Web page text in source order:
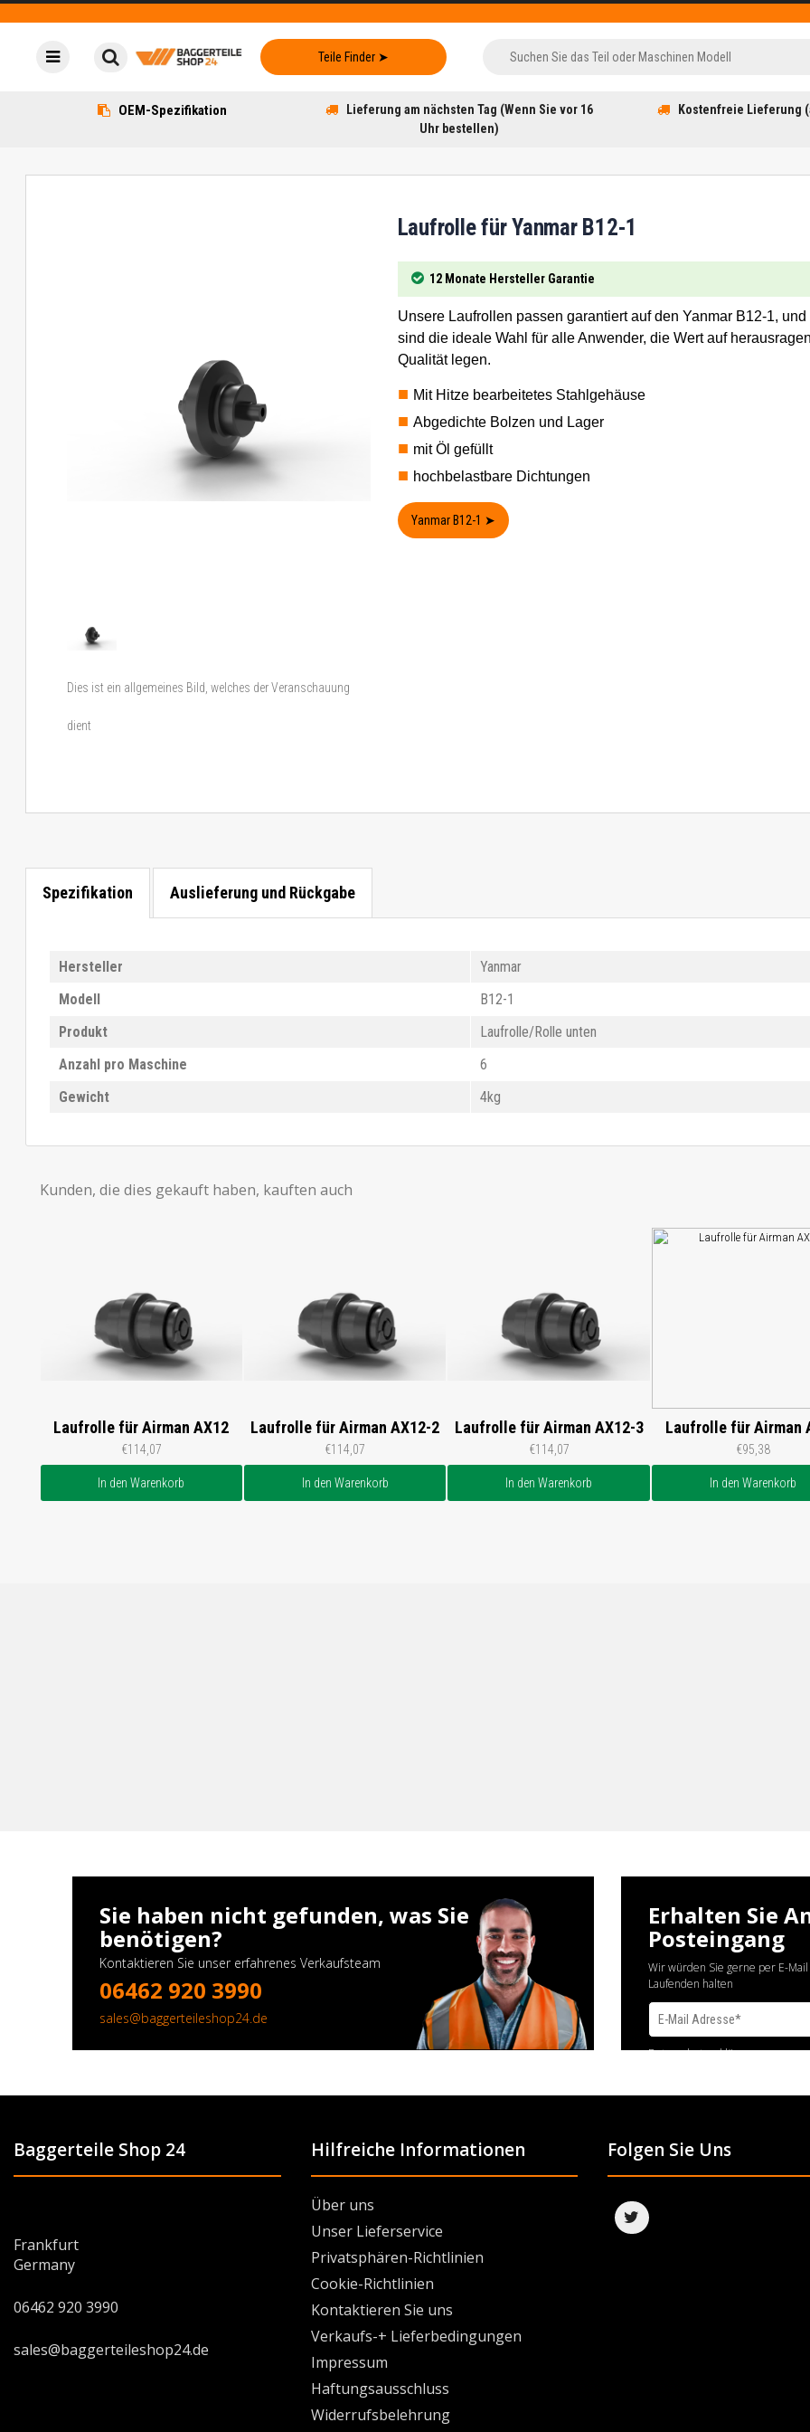
OEM-Spezifikation
Lieferung am nächsten Tag (Wenn Sie vor 16
Uhr bestellen)
Kostenfreie Lieferung
Dies ist ein allgemeines Bild, welches der Veranschauung
dient
Laufrolle für Yanmar B12-1
12 Monate Hersteller Garantie
Unsere Laufrollen passen garantiert auf den Yanmar B12-1, und
sind die ideale Wahl für alle Anwender, die Wert auf
Qualität legen.
Mit Hitze bearbeitetes Stahlgehäuse
Abgedichte Bolzen und Lager
mit Öl gefüllt
hochbelastbare Dichtungen
Yanmar B12-1 ➤
Spezifikation Auslieferung und Rückgabe
Hersteller
Yanmar
Modell
B12-1
Produkt
Laufrolle/Rolle unten
Anzahl pro Maschine
6
Gewicht
4kg
Kunden, die dies gekauft haben, kauften auch
Laufrolle für Airman AX12
€114,07
In den Warenkorb
Laufrolle für Airman AX12-2
€114,07
In den Warenkorb
Laufrolle für Airman AX12-3
€114,07
In den Warenkorb
Laufrolle für Airman
€95,38
In den Warenkorb
Sie haben nicht gefunden, was Sie
benötigen?
Kontaktieren Sie unser erfahrenes Verkaufsteam
06462 920 3990
sales@baggerteileshop24.de
Erhalten Sie
Posteingang
Wir würden Sie gerne per E-
Laufenden halten
Datenschutzerklärung
Baggerteile Shop 24
Frankfurt
Germany
06462 920 3990
sales@baggerteileshop24.de
Hilfreiche Informationen
Über uns
Unser Lieferservice
Privatsphären-Richtlinien
Cookie-Richtlinien
Kontaktieren Sie uns
Verkaufs-+ Lieferbedingungen
Impressum
Haftungsausschluss
Widerrufsbelehrung
Folgen Sie Uns